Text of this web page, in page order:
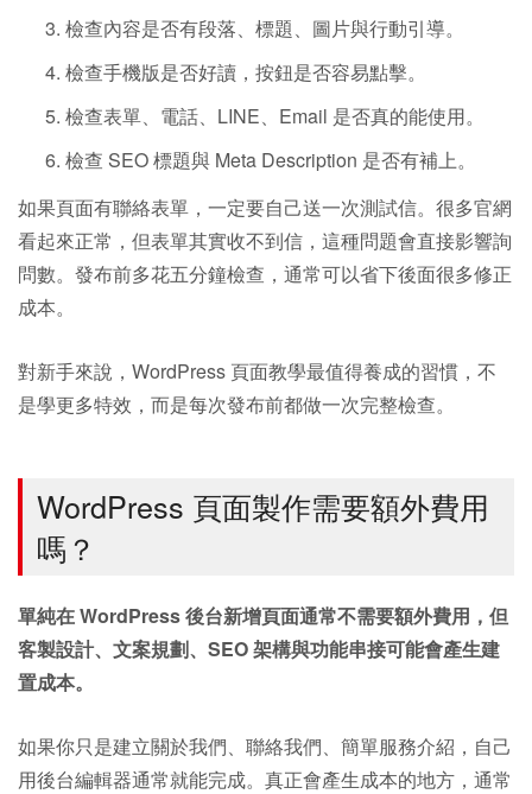
檢查內容是否有段落、標題、圖片與行動引導。
檢查手機版是否好讀，按鈕是否容易點擊。
檢查表單、電話、LINE、Email 是否真的能使用。
檢查 SEO 標題與 Meta Description 是否有補上。
如果頁面有聯絡表單，一定要自己送一次測試信。很多官網
看起來正常，但表單其實收不到信，這種問題會直接影響詢
問數。發布前多花五分鐘檢查，通常可以省下後面很多修正
成本。
對新手來說，WordPress 頁面教學最值得養成的習慣，不
是學更多特效，而是每次發布前都做一次完整檢查。
WordPress 頁面製作需要額外費用
嗎？
單純在 WordPress 後台新增頁面通常不需要額外費用，但
客製設計、文案規劃、SEO 架構與功能串接可能會產生建
置成本。
如果你只是建立關於我們、聯絡我們、簡單服務介紹，自己
用後台編輯器通常就能完成。真正會產生成本的地方，通常